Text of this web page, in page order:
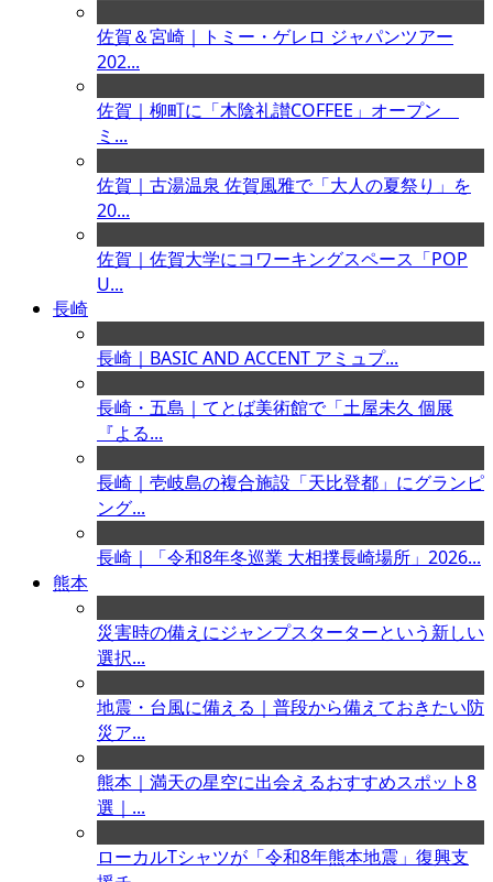
佐賀＆宮崎｜トミー・ゲレロ ジャパンツアー
202...
佐賀｜柳町に「木陰礼讃COFFEE」オープン
ミ...
佐賀｜古湯温泉 佐賀風雅で「大人の夏祭り」を
20...
佐賀｜佐賀大学にコワーキングスペース「POP
U...
長崎
長崎｜BASIC AND ACCENT アミュプ...
長崎・五島｜てとば美術館で「土屋未久 個展
『よる...
長崎｜壱岐島の複合施設「天比登都」にグランピ
ング...
長崎｜「令和8年冬巡業 大相撲長崎場所」2026...
熊本
災害時の備えにジャンプスターターという新しい
選択...
地震・台風に備える｜普段から備えておきたい防
災ア...
熊本｜満天の星空に出会えるおすすめスポット8
選｜...
ローカルTシャツが「令和8年熊本地震」復興支